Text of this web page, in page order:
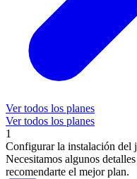
Ver todos los planes
Ver todos los planes
1
Configurar la instalación del
Necesitamos algunos
recomendarte el mejor plan.